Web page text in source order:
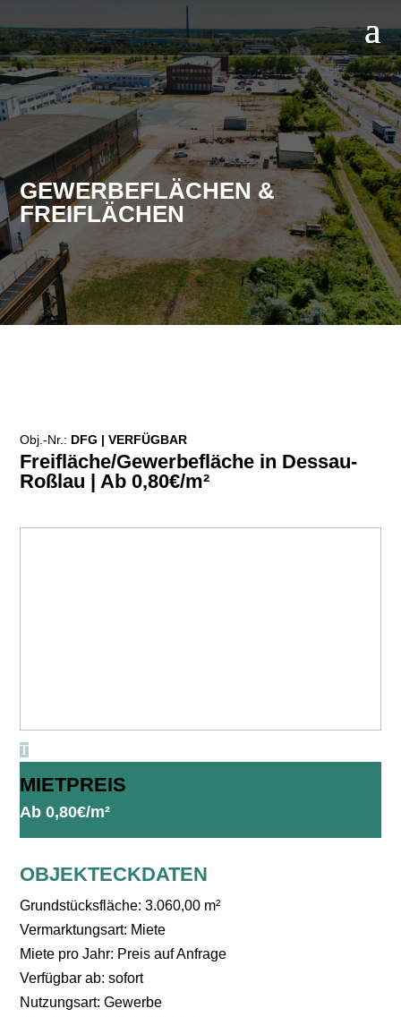
GEWERBEFLÄCHEN &
FREIFLÄCHEN
Obj.-Nr.: DFG |VERFÜGBAR
Freifläche/Gewerbefläche in Dessau-
Roßlau | Ab 0,80€/m²
MIETPREIS
Ab 0,80€/m²
OBJEKTECKDATEN
Grundstücksfläche: 3.060,00 m²
Vermarktungsart: Miete
Miete pro Jahr: Preis auf Anfrage
Verfügbar ab: sofort
Nutzungsart: Gewerbe